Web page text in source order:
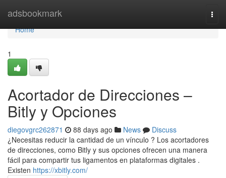
adsbookmark
Home
Home
1
Acortador de Direcciones –
Bitly y Opciones
diegovgrc262871 88 days ago News
Discuss
¿Necesitas reducir la cantidad de un vínculo ? Los acortadores
de direcciones, como Bitly y sus opciones ofrecen una manera
fácil para compartir tus ligamentos en plataformas digitales .
Existen https://xbitly.com/